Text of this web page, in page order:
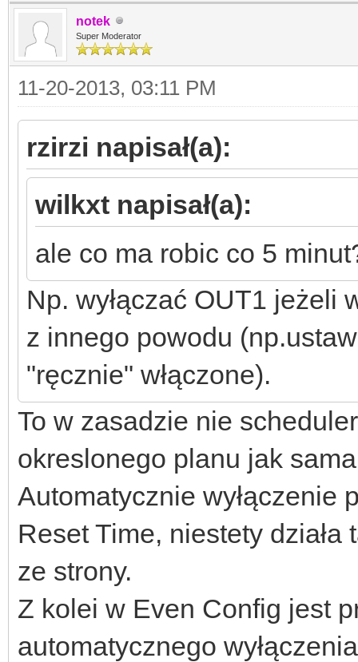
notek
Super Moderator
11-20-2013, 03:11 PM
rzirzi napisał(a):
wilkxt napisał(a):
ale co ma robic co 5
Np. wyłączać OUT1 jeżeli
z innego powodu
"ręcznie" włączone).
To w zasadzie nie
okreslonego planu jak
Automatycznie wyłączenie
Reset Time, niestety działa
ze strony.
Z kolei w Even Config jest
automatycznego